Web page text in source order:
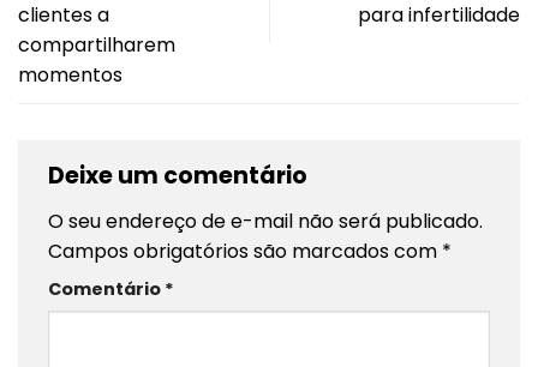
clientes a
compartilharem
momentos
para infertilidade
Deixe um comentário
O seu endereço de e-mail não será publicado.
Campos obrigatórios são marcados com *
Comentário *